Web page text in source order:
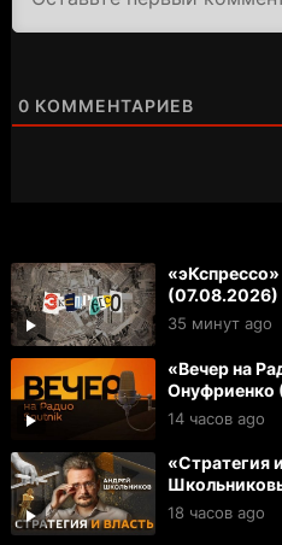
0 КОММЕНТАРИЕВ
(07.08.2026)
35 минут ago
«Вечер на
Онуфриенко
14 часов ago
«Стратегия
18 часов ago